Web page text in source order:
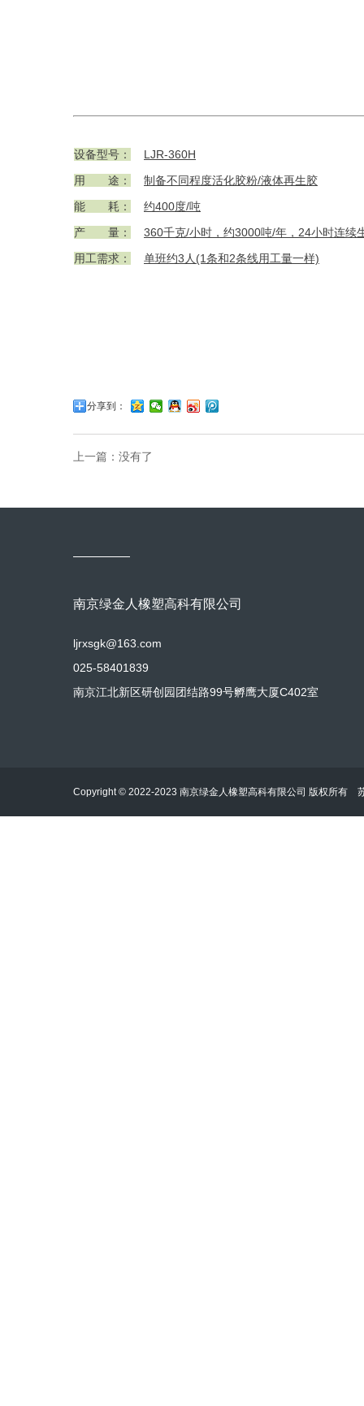
设备型号：
LJR-360H
用 途：
制备不同程度活化胶粉/液体再生胶
能 耗：
约400度/吨
产 量：
360千克/小时，约3000吨/年，24小时连续
用工需求：
单班约3人(1条和2条线用工量一样)
分享到：
上一篇：没有了
南京绿金人橡塑高科有限公司
ljrxsgk@163.com
025-58401839
南京江北新区研创园团结路99号孵鹰大厦C402室
Copyright © 2022-2023 南京绿金人橡塑高科有限公司 版权所有